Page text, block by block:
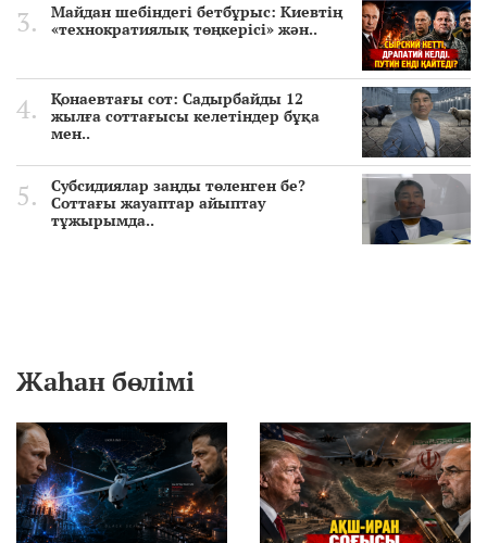
Майдан шебіндегі бетбұрыс: Киевтің
«технократиялық төңкерісі» жән..
Қонаевтағы сот: Садырбайды 12
жылға соттағысы келетіндер бұқа
мен..
Субсидиялар заңды төленген бе?
Соттағы жауаптар айыптау
тұжырымда..
Жаһан бөлімі